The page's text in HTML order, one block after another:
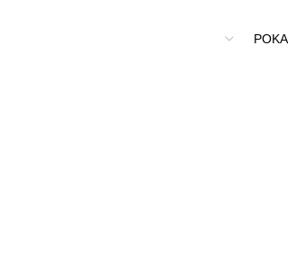
Budynek wielorodzinny "Patio House" we